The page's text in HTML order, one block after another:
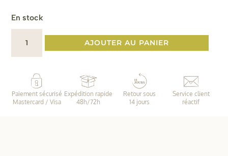
En stock
Bougie
cierge
Camel
AJOUTER AU PANIER
Paiement sécurisé
Mastercard / Visa
Expédition rapide
48h/72h
Retour sous
14 jours
Service client
réactif